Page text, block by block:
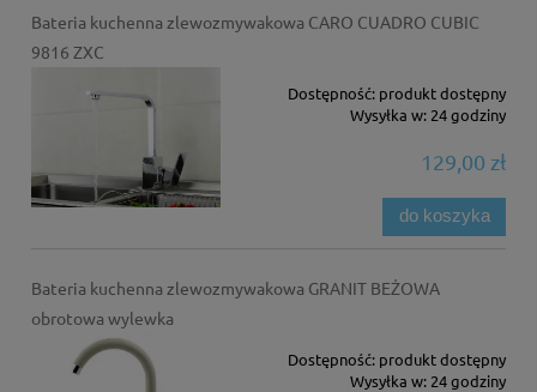
Bateria kuchenna zlewozmywakowa CARO CUADRO CUBIC
9816 ZXC
Dostępność: produkt dostępny
Wysyłka w: 24 godziny
129,00 zł
do koszyka
Bateria kuchenna zlewozmywakowa GRANIT BEŻOWA
obrotowa wylewka
Dostępność: produkt dostępny
Wysyłka w: 24 godziny